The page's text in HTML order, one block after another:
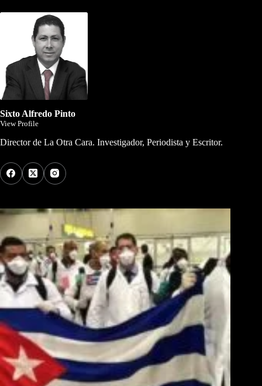
Sixto Alfredo Pinto
View Profile
Director de La Otra Cara. Investigador, Periodista y Escritor.